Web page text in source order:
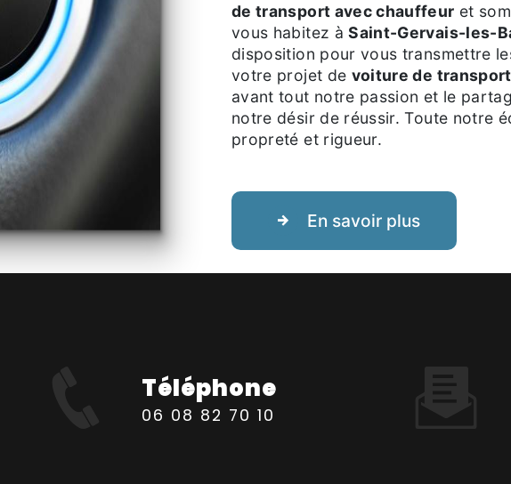
de transport avec chauffeur et
vous habitez àSaint-Gervais-les-
disposition pour vous transmettre
votre projet de voiture de
avant tout notre passion et le
notre désir de réussir. Toute notre
propreté et rigueur.
En savoir plus
Téléphone
06 08 82 70 10